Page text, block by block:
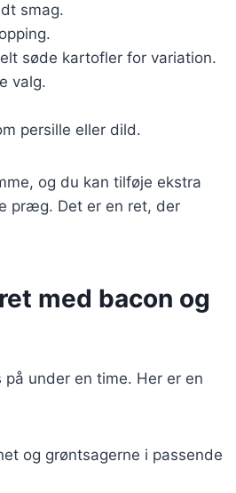
smag.
søde kartofler for variation.
valg.
persille eller dild.
og du kan tilføje ekstra
præg. Det er en ret, der
med bacon og
under en time. Her er en
og grøntsagerne i passende